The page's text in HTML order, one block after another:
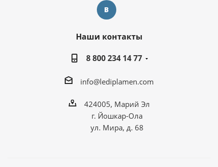
Наши контакты
8 800 234 14 77
info@lediplamen.com
424005, Марий Эл
г. Йошкар-Ола
ул. Мира, д. 68